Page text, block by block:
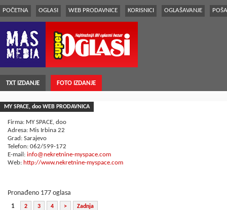
POČETNA OGLASI WEB PRODAVNICE KORISNICI OGLAŠAVANJE
TXT IZDANJE FOTO IZDANJE
MY SPACE, doo WEB PRODAVNICA
Firma: MY SPACE, doo
Adresa: Mis Irbina 22
Grad: Sarajevo
Telefon: 062/599-172
E-mail: info@nekretnine-myspace.com
Web: http://www.nekretnine-myspace.com
Pronađeno 177 oglasa
1 2 3 4 > Zadnja